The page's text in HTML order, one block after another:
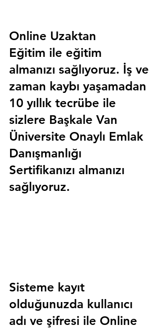
Online Uzaktan
Eğitim ile eğitim
almanızı sağlıyoruz. İş ve
zaman kaybı yaşamadan
10 yıllık tecrübe ile
sizlere Başkale Van
Üniversite Onaylı Emlak
Danışmanlığı
Sertifikanızı almanızı
sağlıyoruz.
Sisteme kayıt
olduğunuzda kullanıcı
adı ve şifresi ile Online